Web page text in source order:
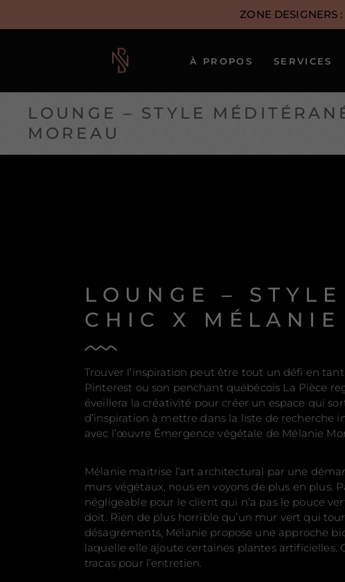
ZONE DESIGNERS :
À PROPOS SERVICES
LOUNGE – STYLE
MOREAU
LOUNGE –
CHIC X MÉLANIE
Trouver l’inspiration peut être tout un défi en
Pinterest ou son penchant québécois La Pièce
éveillera la créativité pour créer un espace qui
d’inspiration à mettre dans la liste de recherche
avec l’œuvre Émergence végétale de Mélanie
Mélanie maitrise l’art architectural par une
murs végétaux, nous en voyons de plus en plus.
négligeable pour le client qui n’a pas le pouce
doit. Rien de plus horrible qu’un mur vert qui
désagréments, Mélanie propose une approche
laquelle elle ajoute certaines plantes
tracas pour l’entretien.